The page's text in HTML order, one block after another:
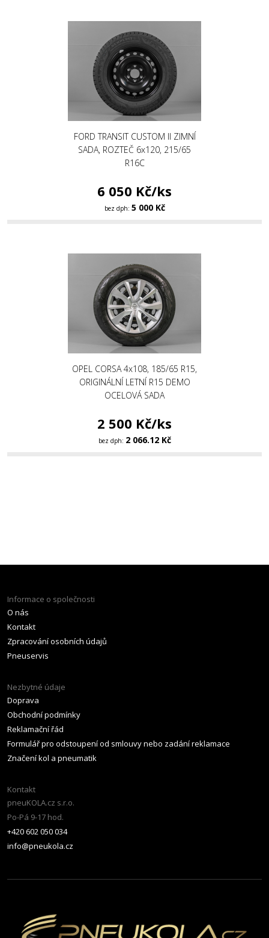
FORD TRANSIT CUSTOM II ZIMNÍ
SADA, ROZTEČ 6x120, 215/65
R16C
6 050 Kč/ks
bez dph: 5 000 Kč
OPEL CORSA 4x108, 185/65 R15,
ORIGINÁLNÍ LETNÍ R15 DEMO
OCELOVÁ SADA
2 500 Kč/ks
bez dph: 2 066.12 Kč
Informace o společnosti
O nás
Kontakt
Zpracování osobních údajů
Pneuservis
Nezbytné údaje
Doprava
Obchodní podmínky
Reklamační řád
Formulář pro odstoupení od smlouvy nebo zadání reklamace
Značení kol a pneumatik
Kontakt
pneuKOLA.cz s.r.o.
Po-Pá 9-17 hod.
+420 602 050 034
info@pneukola.cz